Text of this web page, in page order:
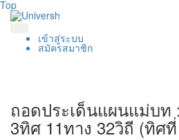
Top
เข้าสู่ระบบ
สมัครสมาชิก
ถอดประเด็นแผนแม่บท
3ทิศ 11ทาง 32วิถี (ทิศ